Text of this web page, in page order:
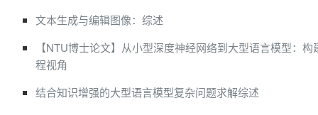
文本生成与编辑图像：综述
【NTU博士论文】从小型深度神经网络到大型语言模型：
程视角
结合知识增强的大型语言模型复杂问题求解综述